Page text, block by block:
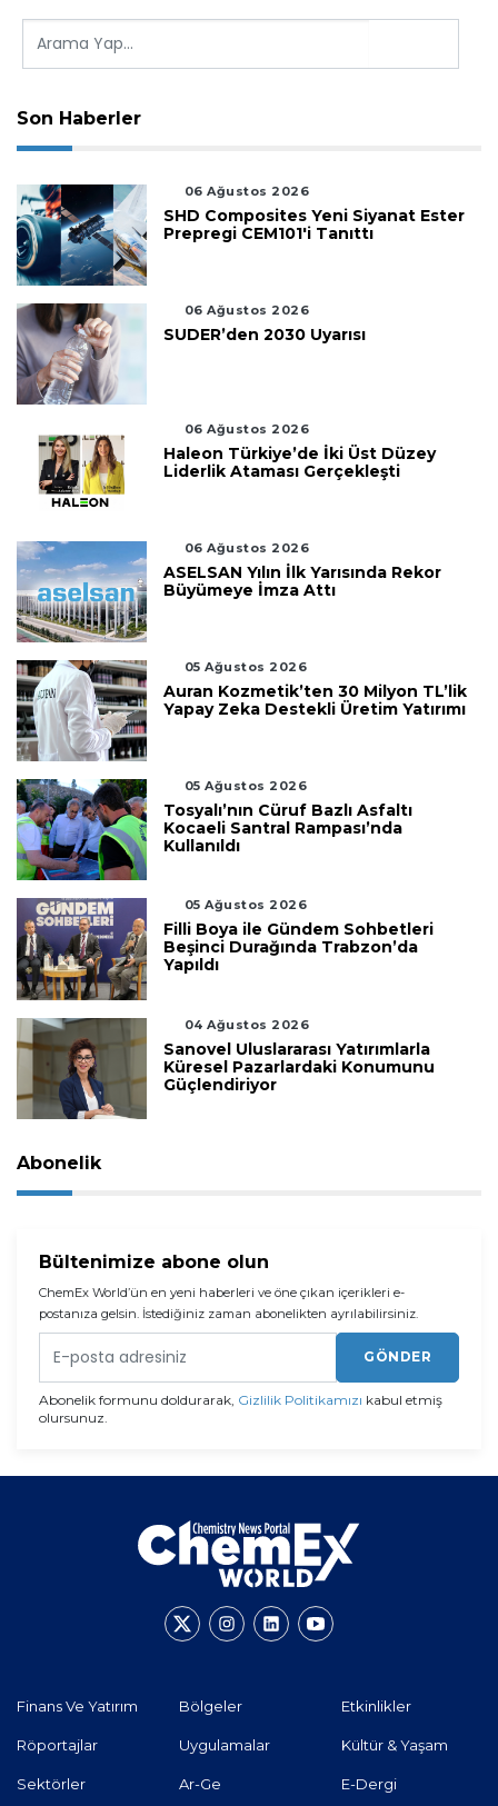
Son Haberler
06 Ağustos 2026
SHD Composites Yeni Siyanat Ester
Prepregi CEM101'i Tanıttı
06 Ağustos 2026
SUDER’den 2030 Uyarısı
06 Ağustos 2026
Haleon Türkiye’de İki Üst Düzey
Liderlik Ataması Gerçekleşti
06 Ağustos 2026
ASELSAN Yılın İlk Yarısında Rekor
Büyümeye İmza Attı
05 Ağustos 2026
Auran Kozmetik’ten 30 Milyon TL’lik
Yapay Zeka Destekli Üretim Yatırımı
05 Ağustos 2026
Tosyalı’nın Cüruf Bazlı Asfaltı
Kocaeli Santral Rampası’nda
Kullanıldı
05 Ağustos 2026
Filli Boya ile Gündem Sohbetleri
Beşinci Durağında Trabzon’da
Yapıldı
04 Ağustos 2026
Sanovel Uluslararası Yatırımlarla
Küresel Pazarlardaki Konumunu
Güçlendiriyor
Abonelik
Bültenimize abone olun
ChemEx World’ün en yeni haberleri ve öne çıkan içerikleri e-
postanıza gelsin. İstediğiniz zaman abonelikten ayrılabilirsiniz.
GÖNDER
Abonelik formunu doldurarak, Gizlilik Politikamızı kabul etmiş
olursunuz.
Finans Ve Yatırım
Röportajlar
Sektörler
Bölgeler
Uygulamalar
Ar-Ge
Etkinlikler
Kültür & Yaşam
E-Dergi